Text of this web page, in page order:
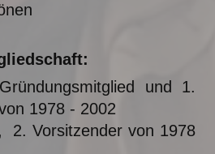
und 1.
1978 - 2002
2. Vorsitzender von 1978